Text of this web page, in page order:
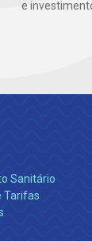
e
Sanitário
Tarifas